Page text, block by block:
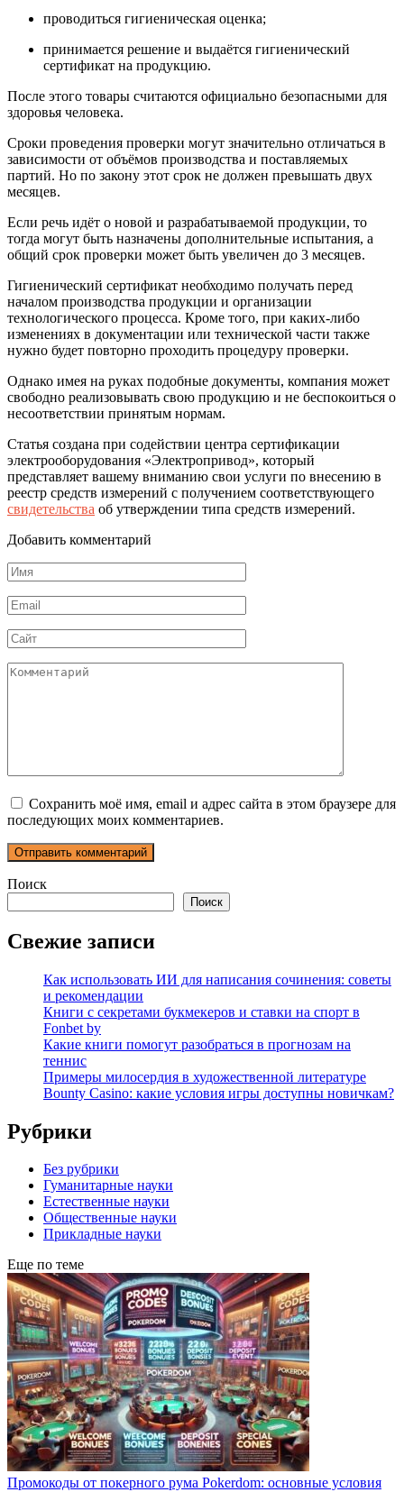
проводиться гигиеническая оценка;
принимается решение и выдаётся гигиенический
сертификат на продукцию.
После этого товары считаются официально безопасными для
здоровья человека.
Сроки проведения проверки могут значительно отличаться в
зависимости от объёмов производства и поставляемых
партий. Но по закону этот срок не должен превышать двух
месяцев.
Если речь идёт о новой и разрабатываемой продукции, то
тогда могут быть назначены дополнительные испытания, а
общий срок проверки может быть увеличен до 3 месяцев.
Гигиенический сертификат необходимо получать перед
началом производства продукции и организации
технологического процесса. Кроме того, при каких-либо
изменениях в документации или технической части также
нужно будет повторно проходить процедуру проверки.
Однако имея на руках подобные документы, компания может
свободно реализовывать свою продукцию и не беспокоиться о
несоответствии принятым нормам.
Статья создана при содействии центра сертификации
электрооборудования «Электропривод», который
представляет вашему вниманию свои услуги по внесению в
реестр средств измерений с получением соответствующего
свидетельства об утверждении типа средств измерений.
Добавить комментарий
Имя
*
Email
*
Сайт
Комментарий
Сохранить моё имя, email и адрес сайта в этом браузере для
последующих моих комментариев.
Поиск
Поиск
Свежие записи
Как использовать ИИ для написания сочинения: советы
и рекомендации
Книги с секретами букмекеров и ставки на спорт в
Fonbet by
Какие книги помогут разобраться в прогнозам на
теннис
Примеры милосердия в художественной литературе
Bounty Casino: какие условия игры доступны новичкам?
Рубрики
Без рубрики
Гуманитарные науки
Естественные науки
Общественные науки
Прикладные науки
Еще по теме
Промокоды от покерного рума Pokerdom: основные условия